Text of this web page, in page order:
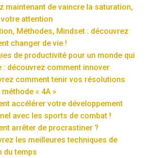
maintenant de vaincre la saturation,
attention
Méthodes, Mindset : découvrez
changer de vie !
de productivité pour un monde qui
: découvrez comment innover
comment tenir vos résolutions
« 4A »
accélérer votre développement
avec les sports de combat !
arrêter de procrastiner ?
les meilleures techniques de
du temps